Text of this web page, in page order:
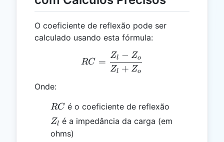
O coeficiente de reflexão pode ser
calculado usando esta fórmula:
RC = \frac{Z_l -
RC =
Zl + Zo
Zl − Zo
Onde:
RC
RC é o coeficiente de reflexão
Z_l
Zl é a impedância da carga (em
ohms)